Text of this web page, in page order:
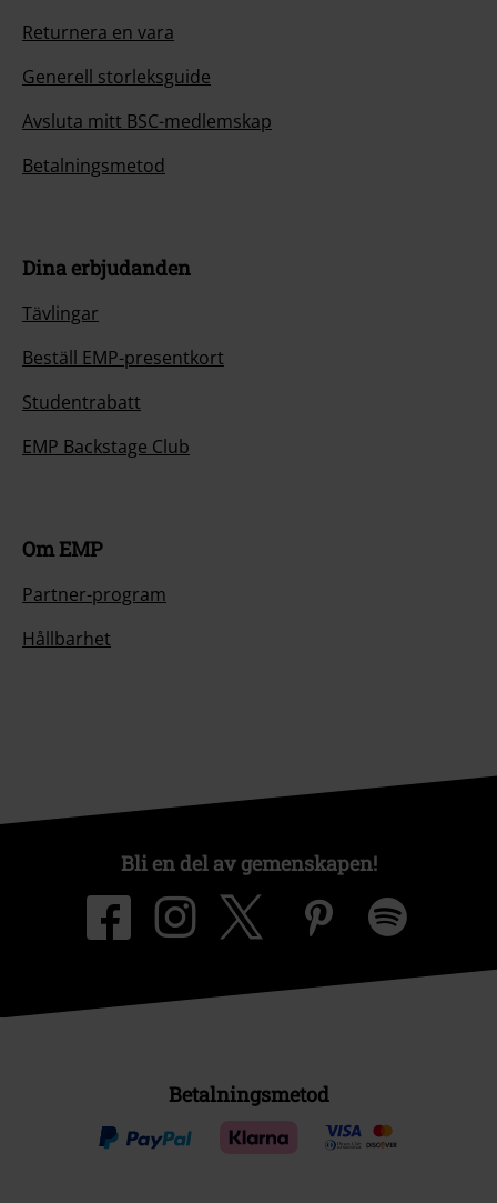
Returnera en vara
Generell storleksguide
Avsluta mitt BSC-medlemskap
Betalningsmetod
Dina erbjudanden
Tävlingar
Beställ EMP-presentkort
Studentrabatt
EMP Backstage Club
Om EMP
Partner-program
Hållbarhet
Bli en del av gemenskapen!
Betalningsmetod